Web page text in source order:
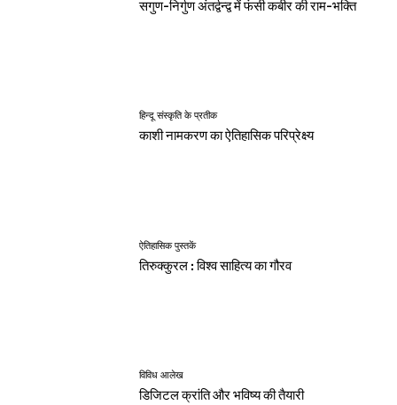
सगुण-निर्गुण अंतर्द्वन्द्व में फंसी कबीर की राम-भक्ति
हिन्दू संस्कृति के प्रतीक
काशी नामकरण का ऐतिहासिक परिप्रेक्ष्य
ऐतिहासिक पुस्तकें
तिरुक्कुरल : विश्व साहित्य का गौरव
विविध आलेख
डिजिटल क्रांति और भविष्य की तैयारी